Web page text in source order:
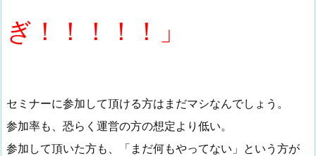
ぎ！！！！！」
セミナーに参加して頂ける方はまだマシなんでしょう。
参加率も、恐らく運営の方の想定より低い。
参加して頂いた方も、「まだ何もやってない」という方が